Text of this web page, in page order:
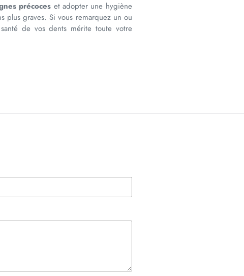
précoces et adopter une hygiène
plus graves. Si vous remarquez un ou
de vos dents mérite toute votre